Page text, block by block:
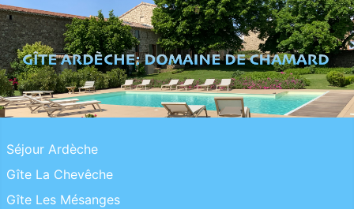
Séjour Ardèche
Gîte La Chevêche
Gîte Les Mésanges